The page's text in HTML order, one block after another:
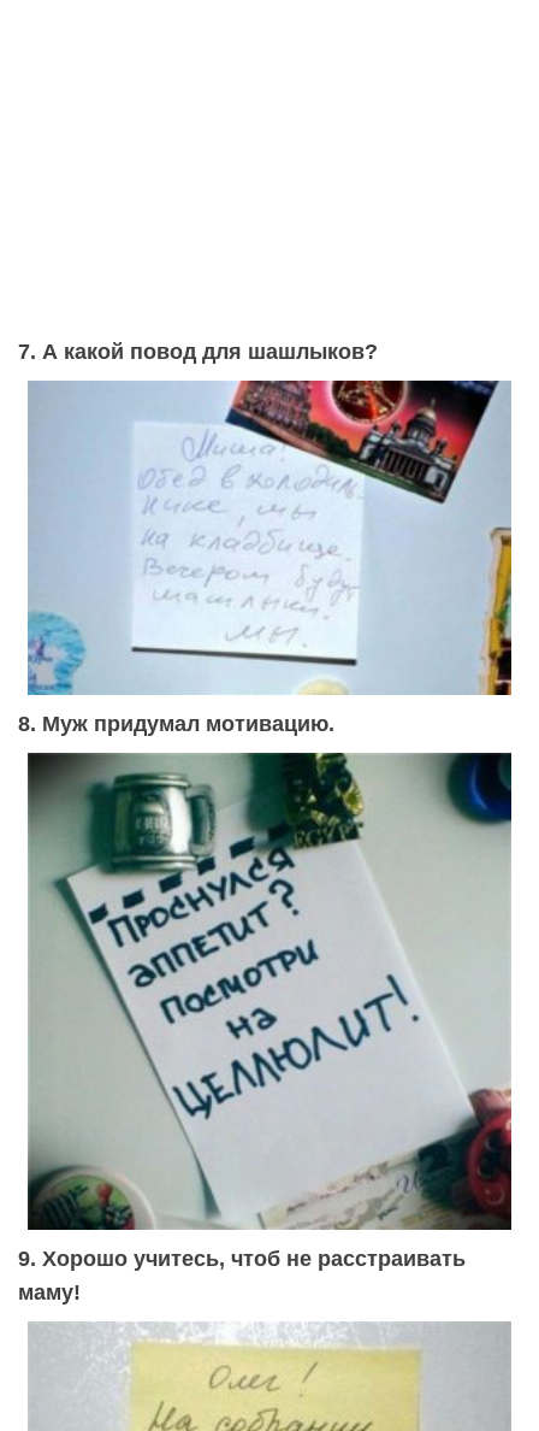
7. А какой повод для шашлыков?
8. Муж придумал мотивацию.
9. Хорошо учитесь, чтоб не расстраивать
маму!